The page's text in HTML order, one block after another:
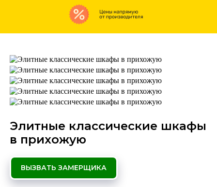
Элитные классические шкафы
в прихожую
ВЫЗВАТЬ ЗАМЕРЩИКА